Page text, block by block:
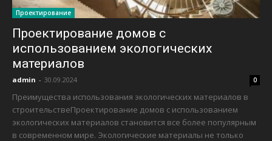
Проектирование
Проектирование домов с
использованием экологических
материалов
admin - 30.09.2024 0
Преимущества использования экологических материалов в
строительствеПроектирование домов с использованием
экологических материалов становится все более популярным
в современном мире. Экологические материалы не только